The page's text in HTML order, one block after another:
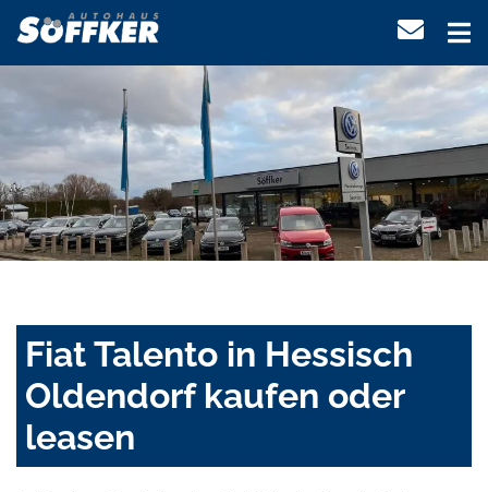
Fiat Talento in Hessisch
Oldendorf kaufen oder
leasen